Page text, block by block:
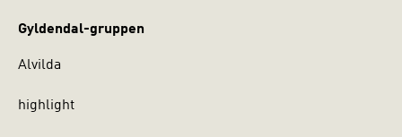
Gyldendal-gruppen
Alvilda
highlight